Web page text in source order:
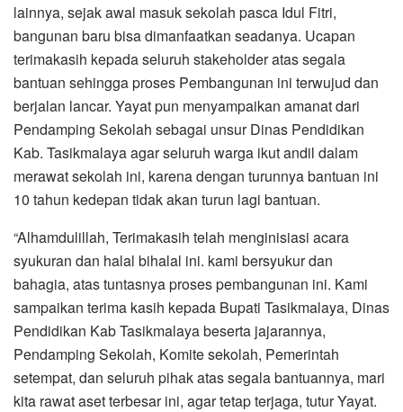
lainnya, sejak awal masuk sekolah pasca Idul Fitri,
bangunan baru bisa dimanfaatkan seadanya. Ucapan
terimakasih kepada seluruh stakeholder atas segala
bantuan sehingga proses Pembangunan ini terwujud dan
berjalan lancar. Yayat pun menyampaikan amanat dari
Pendamping Sekolah sebagai unsur Dinas Pendidikan
Kab. Tasikmalaya agar seluruh warga ikut andil dalam
merawat sekolah ini, karena dengan turunnya bantuan ini
10 tahun kedepan tidak akan turun lagi bantuan.
“Alhamdulillah, Terimakasih telah menginisiasi acara
syukuran dan halal bihalal ini. kami bersyukur dan
bahagia, atas tuntasnya proses pembangunan ini. Kami
sampaikan terima kasih kepada Bupati Tasikmalaya, Dinas
Pendidikan Kab Tasikmalaya beserta jajarannya,
Pendamping Sekolah, Komite sekolah, Pemerintah
setempat, dan seluruh pihak atas segala bantuannya, mari
kita rawat aset terbesar ini, agar tetap terjaga, tutur Yayat.